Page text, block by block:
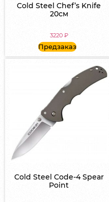
Cold Steel Chef’s Knife
20см
3220 ₽
Предзаказ
Cold Steel Code-4 Spear
Point